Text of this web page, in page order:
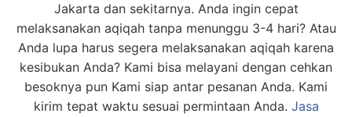
Jakarta dan sekitarnya. Anda ingin cepat
melaksanakan aqiqah tanpa menunggu 3-4 hari? Atau
Anda lupa harus segera melaksanakan aqiqah karena
kesibukan Anda? Kami bisa melayani dengan cehkan
besoknya pun Kami siap antar pesanan Anda. Kami
kirim tepat waktu sesuai permintaan Anda. Jasa